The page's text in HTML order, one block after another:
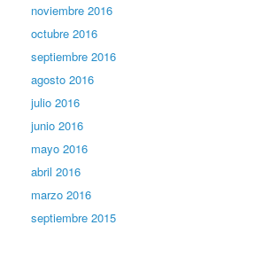
noviembre 2016
octubre 2016
septiembre 2016
agosto 2016
julio 2016
junio 2016
mayo 2016
abril 2016
marzo 2016
septiembre 2015